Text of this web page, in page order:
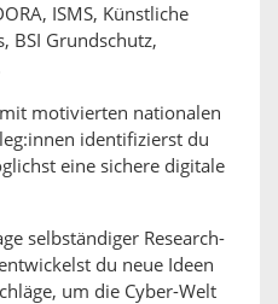
ISMS, Künstliche
BSI Grundschutz,
motivierten nationalen
identifizierst du
eine sichere digitale
selbständiger Research-
du neue Ideen
um die Cyber-Welt